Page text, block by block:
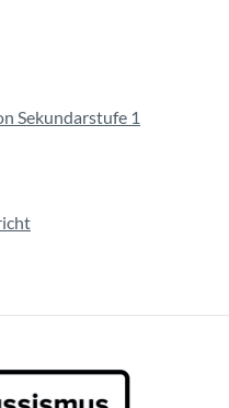
Sekundarstufe 1